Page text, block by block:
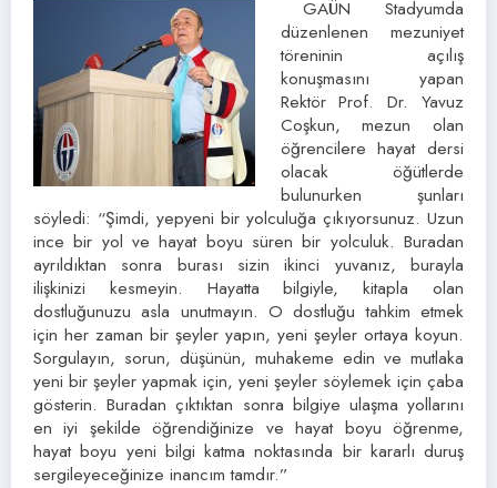
GAÜN Stadyumda
düzenlenen mezuniyet
töreninin açılış
konuşmasını yapan
Rektör Prof. Dr. Yavuz
Coşkun, mezun olan
öğrencilere hayat dersi
olacak öğütlerde
bulunurken şunları
söyledi: “Şimdi, yepyeni bir yolculuğa çıkıyorsunuz. Uzun
ince bir yol ve hayat boyu süren bir yolculuk. Buradan
ayrıldıktan sonra burası sizin ikinci yuvanız, burayla
ilişkinizi kesmeyin. Hayatta bilgiyle, kitapla olan
dostluğunuzu asla unutmayın. O dostluğu tahkim etmek
için her zaman bir şeyler yapın, yeni şeyler ortaya koyun.
Sorgulayın, sorun, düşünün, muhakeme edin ve mutlaka
yeni bir şeyler yapmak için, yeni şeyler söylemek için çaba
gösterin. Buradan çıktıktan sonra bilgiye ulaşma yollarını
en iyi şekilde öğrendiğinize ve hayat boyu öğrenme,
hayat boyu yeni bilgi katma noktasında bir kararlı duruş
sergileyeceğinize inancım tamdır.”